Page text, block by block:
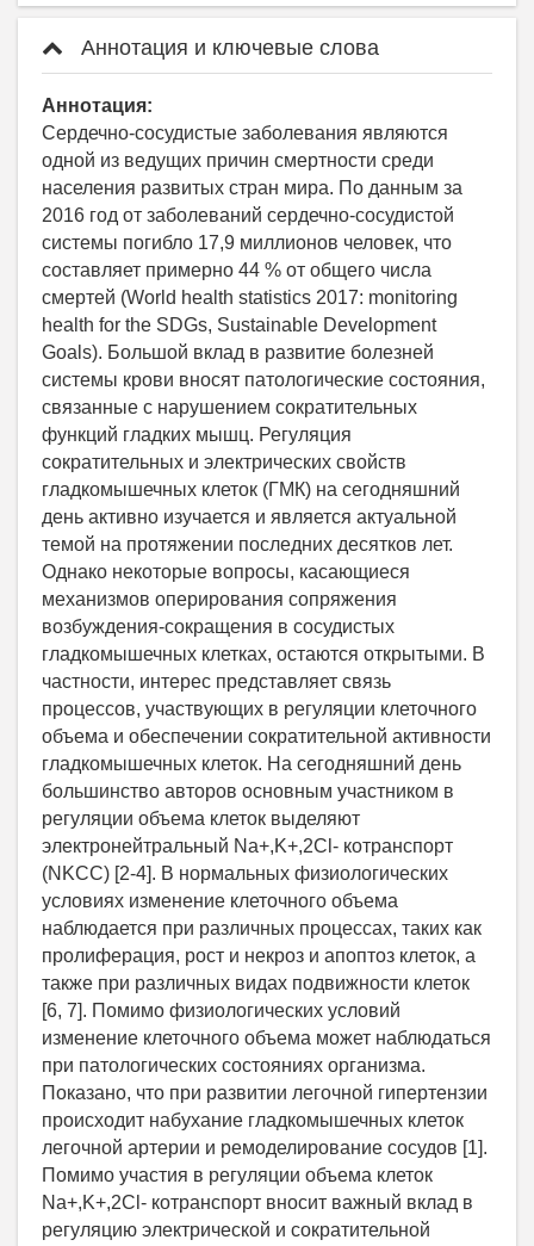
Аннотация и ключевые слова
Аннотация:
Сердечно-сосудистые заболевания являются
одной из ведущих причин смертности среди
населения развитых стран мира. По данным за
2016 год от заболеваний сердечно-сосудистой
системы погибло 17,9 миллионов человек, что
составляет примерно 44 % от общего числа
смертей (World health statistics 2017: monitoring
health for the SDGs, Sustainable Development
Goals). Большой вклад в развитие болезней
системы крови вносят патологические состояния,
связанные с нарушением сократительных
функций гладких мышц. Регуляция
сократительных и электрических свойств
гладкомышечных клеток (ГМК) на сегодняшний
день активно изучается и является актуальной
темой на протяжении последних десятков лет.
Однако некоторые вопросы, касающиеся
механизмов оперирования сопряжения
возбуждения-сокращения в сосудистых
гладкомышечных клетках, остаются открытыми. В
частности, интерес представляет связь
процессов, участвующих в регуляции клеточного
объема и обеспечении сократительной активности
гладкомышечных клеток. На сегодняшний день
большинство авторов основным участником в
регуляции объема клеток выделяют
электронейтральный Na+,K+,2Cl- котранспорт
(NKCC) [2-4]. В нормальных физиологических
условиях изменение клеточного объема
наблюдается при различных процессах, таких как
пролиферация, рост и некроз и апоптоз клеток, а
также при различных видах подвижности клеток
[6, 7]. Помимо физиологических условий
изменение клеточного объема может наблюдаться
при патологических состояниях организма.
Показано, что при развитии легочной гипертензии
происходит набухание гладкомышечных клеток
легочной артерии и ремоделирование сосудов [1].
Помимо участия в регуляции объема клеток
Na+,K+,2Cl- котранспорт вносит важный вклад в
регуляцию электрической и сократительной